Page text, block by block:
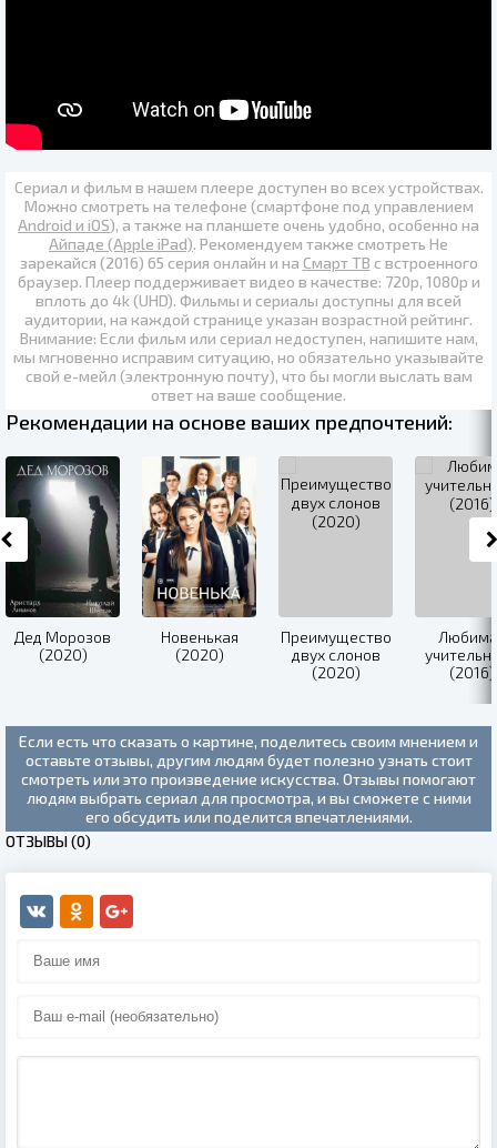
Сериал и фильм в нашем плеере доступен во всех устройствах.
Можно смотреть на телефоне (смартфоне под управлением
Android и iOS), а также на планшете очень удобно, особенно на
Айпаде (Apple iPad). Рекомендуем также смотреть Не
зарекайся (2016) 65 серия онлайн и на Смарт ТВ с встроенного
браузер. Плеер поддерживает видео в качестве: 720p, 1080p и
вплоть до 4k (UHD). Фильмы и сериалы доступны для всей
аудитории, на каждой странице указан возрастной рейтинг.
Внимание: Если фильм или сериал недоступен, напишите нам,
мы мгновенно исправим ситуацию, но обязательно указывайте
свой е-мейл (электронную почту), что бы могли выслать вам
ответ на ваше сообщение.
Рекомендации на основе ваших предпочтений:
Дед Морозов
(2020)
Новенькая
(2020)
Преимущество
двух слонов
(2020)
(2016)
Если есть что сказать о картине, поделитесь своим мнением и
оставьте отзывы, другим людям будет полезно узнать стоит
смотреть или это произведение искусства. Отзывы помогают
людям выбрать сериал для просмотра, и вы сможете с ними
его обсудить или поделится впечатлениями.
ОТЗЫВЫ (0)